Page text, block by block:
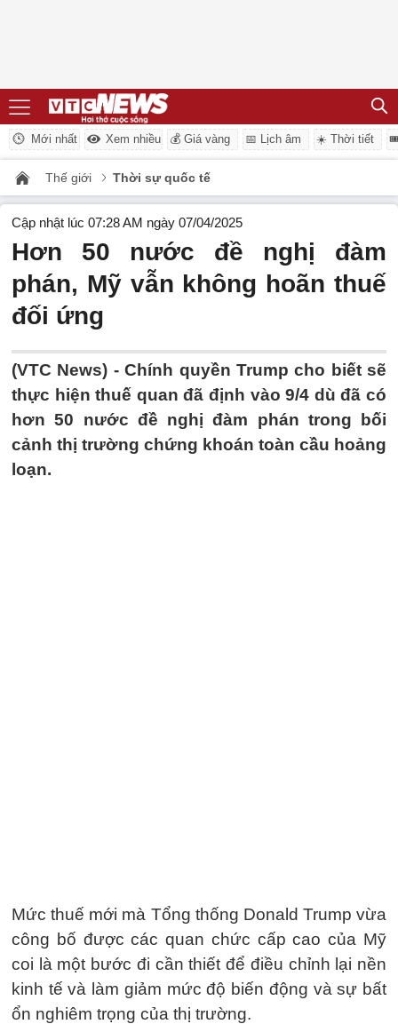
Mới nhất Xem nhiều 💰 Giá vàng 📅 Lịch âm ☀️ Thời tiết
Thế giới Thời sự quốc tế
Cập nhật lúc 07:28 AM ngày 07/04/2025
Hơn 50 nước đề nghị đàm
phán, Mỹ vẫn không hoãn thuế
đối ứng
(VTC News) -Chính quyền Trump cho biết sẽ
thực hiện thuế quan đã định vào 9/4 dù đã có
hơn 50 nước đề nghị đàm phán trong bối
cảnh thị trường chứng khoán toàn cầu hoảng
loạn.
Mức thuế mới mà Tổng thống Donald Trump vừa
công bố được các quan chức cấp cao của Mỹ
coi là một bước đi cần thiết để điều chỉnh lại nền
kinh tế và làm giảm mức độ biến động và sự bất
ổn nghiêm trọng của thị trường.